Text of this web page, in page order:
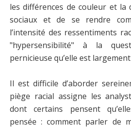
les différences de couleur et la
sociaux et de se rendre
l’intensité des ressentiments
"hypersensibilité" à la
pernicieuse qu’elle est
Il est difficile d’aborder
piège racial assigne les
dont certains pensent
pensée : comment parler de